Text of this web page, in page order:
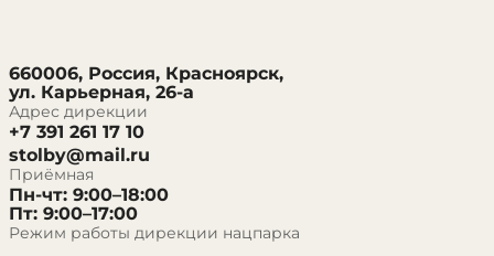
660006, Россия, Красноярск,
ул. Карьерная, 26-а
Адрес дирекции
+7 391 261 17 10
stolby@mail.ru
Приёмная
Пн-чт: 9:00–18:00
Пт: 9:00–17:00
Режим работы дирекции нацпарка